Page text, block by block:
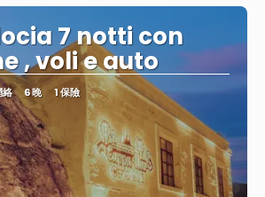
7 notti con
, voli e auto
絡 6 晚 1 保險